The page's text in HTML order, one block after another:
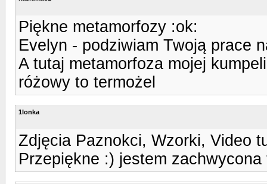
Piękne metamorfozy :ok:
Evelyn - podziwiam Twoją prace
A tutaj metamorfoza mojej
różowy to termożel
1lonka
Zdjęcia Paznokci, Wzorki, Video
Przepiękne :) jestem